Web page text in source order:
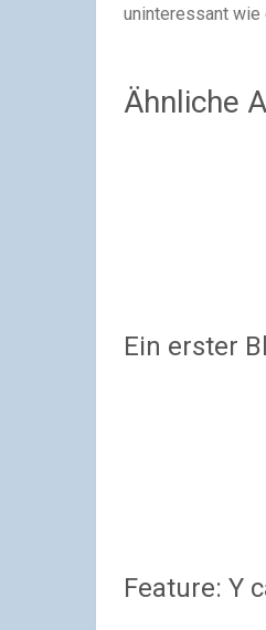
uninteressant wie
Ähnliche
Ein erster
Feature: Y